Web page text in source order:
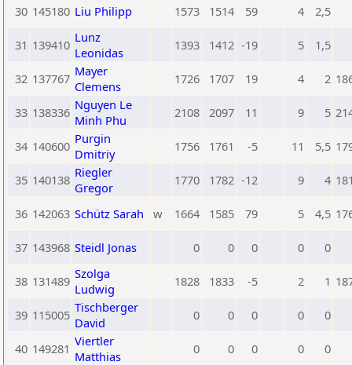
30 145180 Liu Philipp 1573 1514 59 4 2,5
31 139410 Lunz
Leonidas
1393 1412 -19 5 1,5
32 137767 Mayer
Clemens
1726 1707 19 4 2
33 138336 Nguyen Le
Minh Phu
2108 2097 11 9 5
34 140600 Purgin
Dmitriy
1756 1761 -5 11 5,5
35 140138 Riegler
Gregor
1770 1782 -12 9 4
36 142063 Schütz Sarah w 1664 1585 79 5 4,5
37 143968 Steidl Jonas 0 0 0 0 0
38 131489 Szolga
Ludwig
1828 1833 -5 2 1
39 115005 Tischberger
David
0 0 0 0 0
40 149281 Viertler
Matthias
0 0 0 0 0